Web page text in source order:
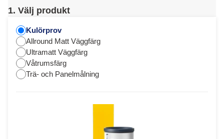
1. Välj produkt
Kulörprov
Allround Matt Väggfärg
Ultramatt Väggfärg
Våtrumsfärg
Trä- och Panelmålning